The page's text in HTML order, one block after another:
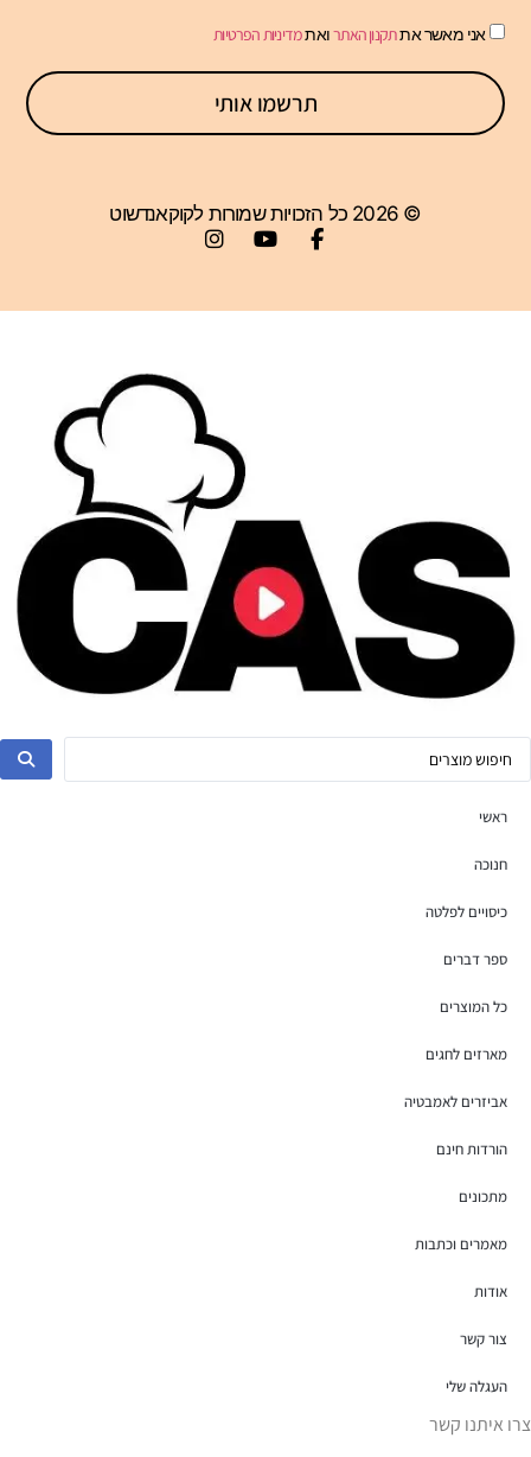
אני מאשר אתתקנון האתרואתמדיניות הפרטיות
תרשמו אותי
© 2026 כל הזכויות שמורות לקוקאנדשוט
ראשי
חנוכה
כיסויים לפלטה
ספר דברים
כל המוצרים
מארזים לחגים
אביזרים לאמבטיה
הורדות חינם
מתכונים
מאמרים וכתבות
אודות
צור קשר
העגלה שלי
צרו איתנו קשר